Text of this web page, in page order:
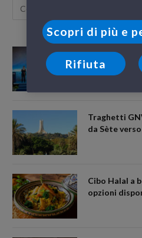
GNV Orion: il
Genova, tra
Traghetti
da Sète
Cibo Halal a
opzioni
Scopri di più e
Rifiuta